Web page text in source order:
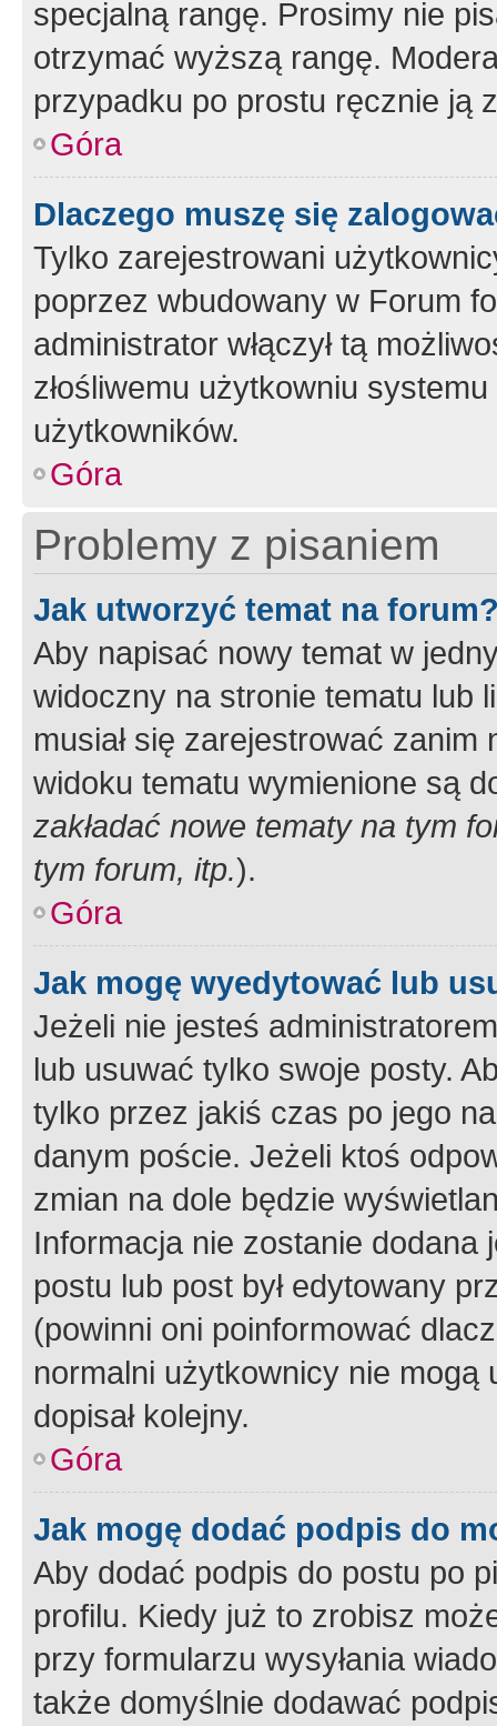
specjalną rangę. Prosimy nie
otrzymać wyższą rangę.
przypadku po prostu ręcznie ją
Góra
Dlaczego muszę się
Tylko zarejestrowani
poprzez wbudowany w Forum
administrator włączył tą
złośliwemu użytkowniu
użytkowników.
Góra
Problemy z pisaniem
Jak utworzyć temat na
Aby napisać nowy temat w
widoczny na stronie tematu lub
musiał się zarejestrować
widoku tematu wymienione są
zakładać nowe tematy na tym
tym forum, itp.).
Góra
Jak mogę wyedytować lub
Jeżeli nie jesteś
lub usuwać tylko swoje posty.
tylko przez jakiś czas po jego
danym poście. Jeżeli ktoś
zmian na dole będzie
Informacja nie zostanie dodana
postu lub post był edytowany
(powinni oni poinformować
normalni użytkownicy nie
dopisał kolejny.
Góra
Jak mogę dodać podpis do
Aby dodać podpis do postu po
profilu. Kiedy już to zrobisz
przy formularzu wysyłania
także domyślnie dodawać